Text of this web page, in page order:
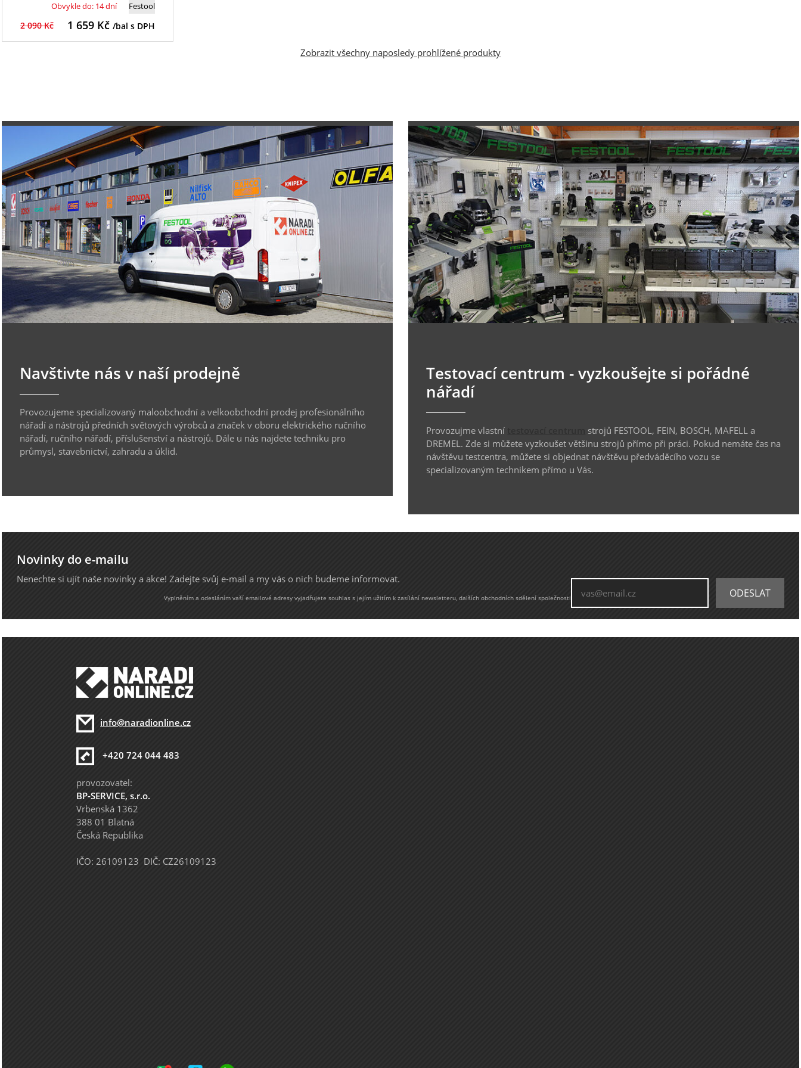
Festool
Obvykle do: 14 dní
2 090 Kč 1 659Kč /bal s DPH
Zobrazit všechny naposledy prohlížené produkty
Navštivte nás v naší prodejně
Provozujeme specializovaný maloobchodní a velkoobchodní prodej profesionálního
nářadí a nástrojů předních světových výrobců a značek v oboru elektrického ručního
nářadí, ručního nářadí, příslušenství a nástrojů. Dále u nás najdete techniku pro
průmysl, stavebnictví, zahradu a úklid.
Testovací centrum - vyzkoušejte si pořádné
nářadí
Provozujme vlastní
strojů FESTOOL, FEIN, BOSCH, MAFELL a
DREMEL. Zde si můžete vyzkoušet většinu strojů přímo při práci. Pokud nemáte čas na
návštěvu testcentra, můžete si objednat návštěvu předváděcího vozu se
specializovaným technikem přímo u Vás.
Novinky do e-mailu
Nenechte si ujít naše novinky a akce! Zadejte svůj e-mail a my vás o nich budeme informovat.
Vyplněním a odesláním vaší emailové adresy vyjadřujete souhlas s jejím užitím k zasílání newsletteru, dalších obchodních sdělení společnosti
info@naradionline.cz
+420 724 044 483
provozovatel:
BP-SERVICE, s.r.o.
Vrbenská 1362
388 01 Blatná
Česká Republika
IČO: 26109123 DIČ: CZ26109123